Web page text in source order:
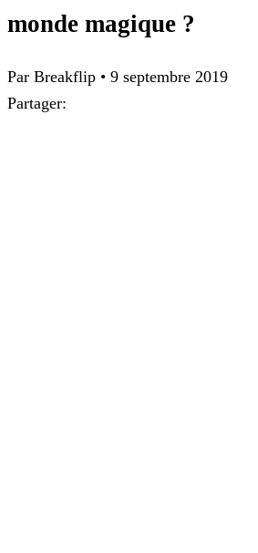
monde magique ?
Par Breakflip • 9 septembre 2019
Partager: